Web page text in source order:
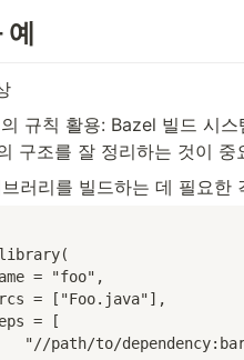
예
규칙 활용: Bazel 빌드 시
구조를 잘 정리하는 것이 중
러리를 빌드하는 데 필요한